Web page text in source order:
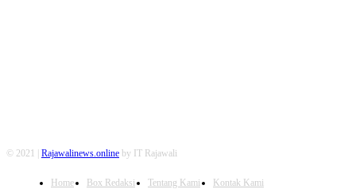
© 2021 | Rajawalinews.online by IT Rajawali
Home Box Redaksi Tentang Kami
Kontak Kami